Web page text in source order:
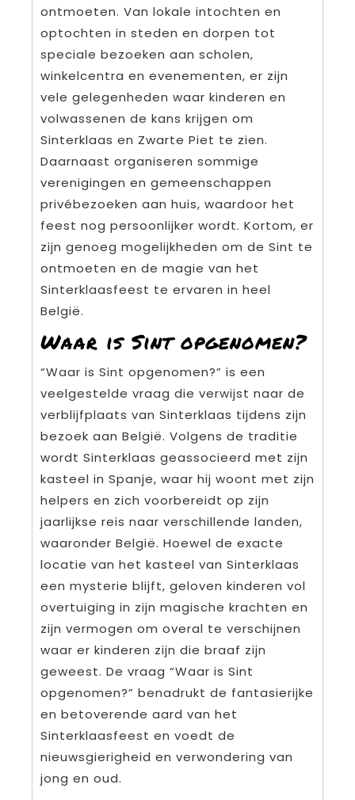
ontmoeten. Van lokale intochten en
optochten in steden en dorpen tot
speciale bezoeken aan scholen,
winkelcentra en evenementen, er zijn
vele gelegenheden waar kinderen en
volwassenen de kans krijgen om
Sinterklaas en Zwarte Piet te zien.
Daarnaast organiseren sommige
verenigingen en gemeenschappen
privébezoeken aan huis, waardoor het
feest nog persoonlijker wordt. Kortom, er
zijn genoeg mogelijkheden om de Sint te
ontmoeten en de magie van het
Sinterklaasfeest te ervaren in heel
België.
Waar is Sint opgenomen?
“Waar is Sint opgenomen?” is een
veelgestelde vraag die verwijst naar de
verblijfplaats van Sinterklaas tijdens zijn
bezoek aan België. Volgens de traditie
wordt Sinterklaas geassocieerd met zijn
kasteel in Spanje, waar hij woont met zijn
helpers en zich voorbereidt op zijn
jaarlijkse reis naar verschillende landen,
waaronder België. Hoewel de exacte
locatie van het kasteel van Sinterklaas
een mysterie blijft, geloven kinderen vol
overtuiging in zijn magische krachten en
zijn vermogen om overal te verschijnen
waar er kinderen zijn die braaf zijn
geweest. De vraag “Waar is Sint
opgenomen?” benadrukt de fantasierijke
en betoverende aard van het
Sinterklaasfeest en voedt de
nieuwsgierigheid en verwondering van
jong en oud.